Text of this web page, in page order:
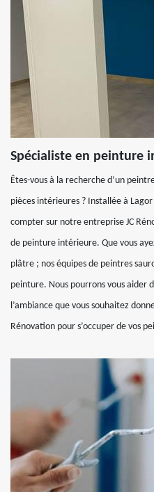
Spécialiste en peinture
Êtes-vous à la recherche d’un
pièces intérieures ? Installée à
compter sur notre entreprise JC
de peinture intérieure. Que vous
plâtre ; nos équipes de peintres
peinture. Nous pourrons vous aider
l’ambiance que vous souhaitez
Rénovation pour s’occuper de vos